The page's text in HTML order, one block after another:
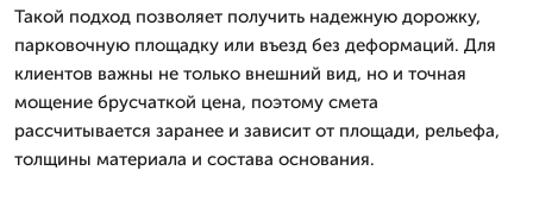
Такой подход позволяет получить надежную дорожку,
парковочную площадку или въезд без деформаций. Для
клиентов важны не только внешний вид, но и точная
мощение брусчаткой цена, поэтому смета
рассчитывается заранее и зависит от площади, рельефа,
толщины материала и состава основания.